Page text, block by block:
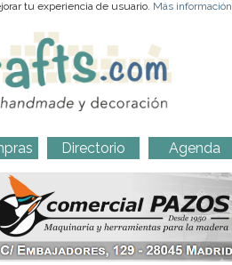
tu experiencia de usuario. Más información
Directorio Agenda